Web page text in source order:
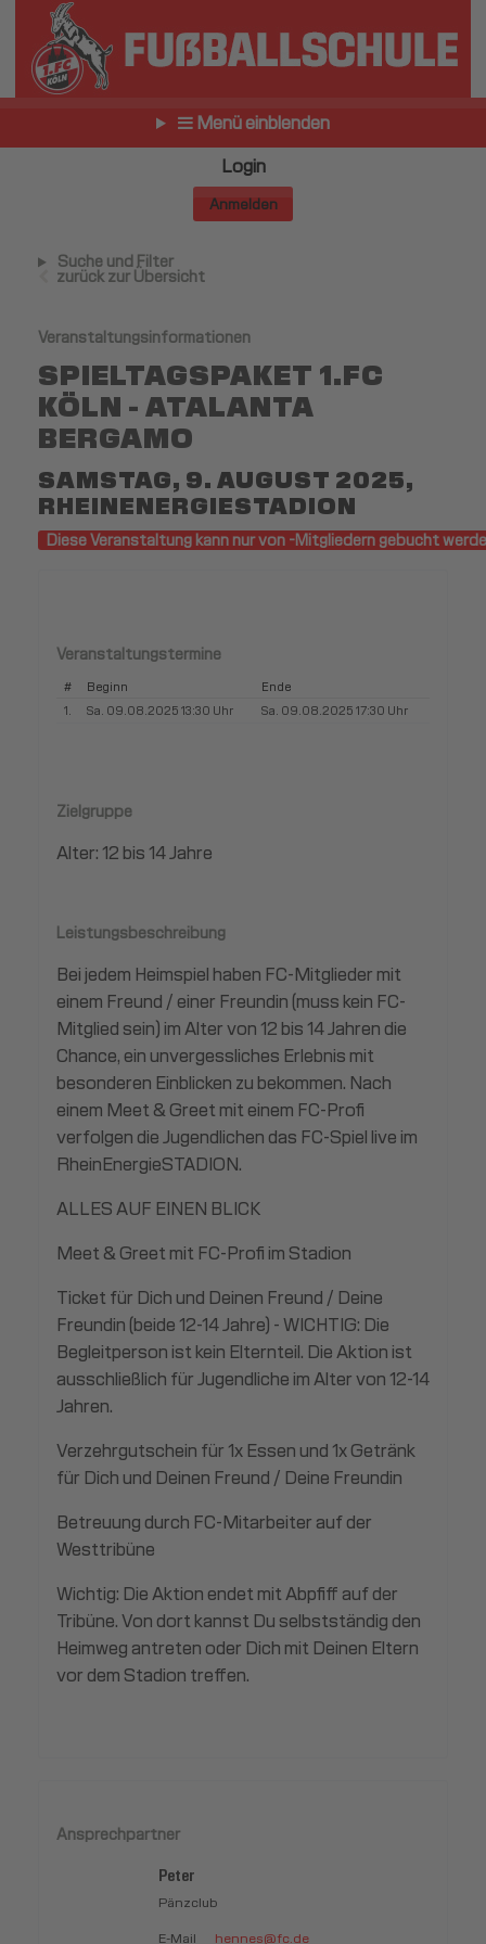
Menü einblenden
Login
Anmelden
Suche und Filter
zurück zur Übersicht
Veranstaltungsinformationen
SPIELTAGSPAKET 1.FC
KÖLN - ATALANTA
BERGAMO
SAMSTAG, 9. AUGUST 2025,
RHEINENERGIESTADION
Diese Veranstaltung kann nur von -Mitgliedern gebucht
Veranstaltungstermine
# Beginn
Ende
1.
Sa. 09.08.2025 13:30 Uhr Sa. 09.08.2025 17:30 Uhr
Zielgruppe
Alter: 12 bis 14 Jahre
Leistungsbeschreibung
Bei jedem Heimspiel haben FC-Mitglieder mit
einem Freund / einer Freundin (muss kein FC-
Mitglied sein) im Alter von 12 bis 14 Jahren die
Chance, ein unvergessliches Erlebnis mit
besonderen Einblicken zu bekommen. Nach
einem Meet & Greet mit einem FC-Profi
verfolgen die Jugendlichen das FC-Spiel live im
RheinEnergieSTADION.
ALLES AUF EINEN BLICK
Meet & Greet mit FC-Profi im Stadion
Ticket für Dich und Deinen Freund / Deine
Freundin (beide 12-14 Jahre) - WICHTIG: Die
Begleitperson ist kein Elternteil. Die Aktion ist
ausschließlich für Jugendliche im Alter von 12-14
Jahren.
Verzehrgutschein für 1x Essen und 1x Getränk
für Dich und Deinen Freund / Deine Freundin
Betreuung durch FC-Mitarbeiter auf der
Westtribüne
Wichtig: Die Aktion endet mit Abpfiff auf der
Tribüne. Von dort kannst Du selbstständig den
Heimweg antreten oder Dich mit Deinen Eltern
vor dem Stadion treffen.
Ansprechpartner
Peter
Pänzclub
E-Mail hennes@fc.de